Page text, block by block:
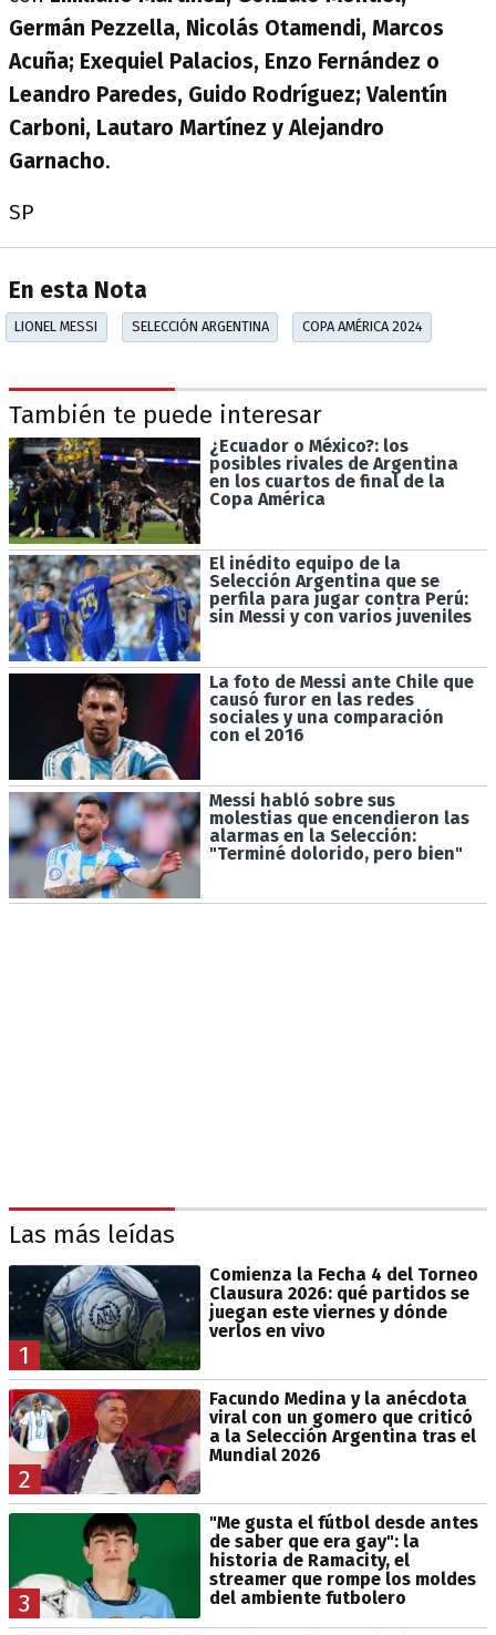
Germán Pezzella, Nicolás Otamendi, Marcos
Acuña; Exequiel Palacios, Enzo Fernández o
Leandro Paredes, Guido Rodríguez; Valentín
Carboni, Lautaro Martínez y Alejandro
Garnacho.
SP
En esta Nota
LIONEL MESSI SELECCIÓN ARGENTINA COPA AMÉRICA 2024
También te puede interesar
¿Ecuador o México?: los
posibles rivales de Argentina
en los cuartos de final de la
Copa América
El inédito equipo de la
Selección Argentina que se
perfila para jugar contra Perú:
sin Messi y con varios juveniles
La foto de Messi ante Chile que
causó furor en las redes
sociales y una comparación
con el 2016
Messi habló sobre sus
molestias que encendieron las
alarmas en la Selección:
"Terminé dolorido, pero bien"
Las más leídas
1
Comienza la Fecha 4 del Torneo
Clausura 2026: qué partidos se
juegan este viernes y dónde
verlos en vivo
2
Facundo Medina y la anécdota
viral con un gomero que criticó
a la Selección Argentina tras el
Mundial 2026
3
"Me gusta el fútbol desde antes
de saber que era gay": la
historia de Ramacity, el
streamer que rompe los moldes
del ambiente futbolero